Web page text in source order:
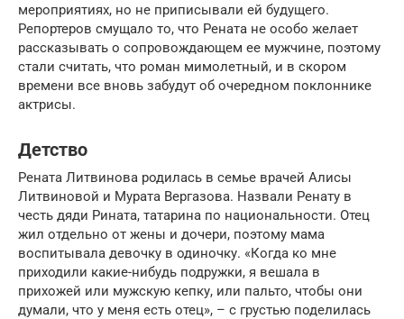
мероприятиях, но не приписывали ей будущего.
Репортеров смущало то, что Рената не особо желает
рассказывать о сопровождающем ее мужчине, поэтому
стали считать, что роман мимолетный, и в скором
времени все вновь забудут об очередном поклоннике
актрисы.
Детство
Рената Литвинова родилась в семье врачей Алисы
Литвиновой и Мурата Вергазова. Назвали Ренату в
честь дяди Рината, татарина по национальности. Отец
жил отдельно от жены и дочери, поэтому мама
воспитывала девочку в одиночку. «Когда ко мне
приходили какие-нибудь подружки, я вешала в
прихожей или мужскую кепку, или пальто, чтобы они
думали, что у меня есть отец», – с грустью поделилась